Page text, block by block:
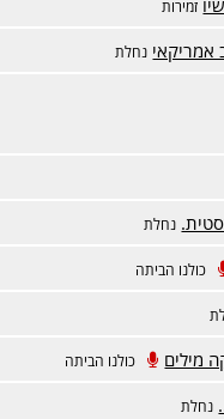
זמירות
נחלת
נחלת
כולנו הביתה
מילים כולנו הביתה
נחלת